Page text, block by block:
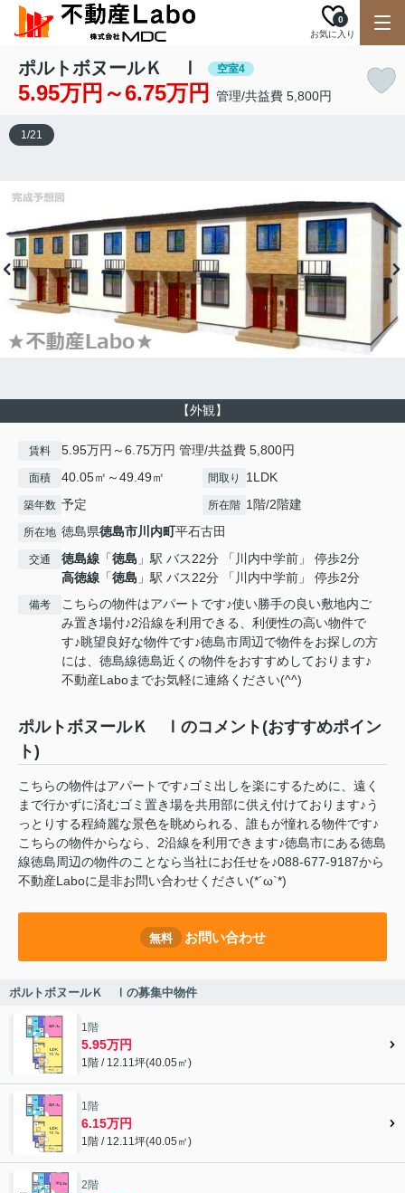
お気に入り
0
ポルトボヌールＫ Ⅰ 空室4
5.95万円～6.75万円 管理/共益費 5,800円
【外観】
1/21
賃料 5.95万円～6.75万円 管理/共益費 5,800円
面積 40.05㎡～49.49㎡ 間取り 1LDK
築年数 予定 所在階 1階/2階建
所在地 徳島県徳島市川内町平石古田
交通 徳島線 「徳島 」駅 バス22分 「川内中学前」 停歩2分
高徳線 「徳島 」駅 バス22分 「川内中学前」 停歩2分
備考
こちらの物件はアパートです♪使い勝手の良い敷地内ご
み置き場付♪2沿線を利用できる、利便性の高い物件で
す♪眺望良好な物件です♪徳島市周辺で物件をお探しの方
には、徳島線徳島近くの物件をおすすめしております♪
不動産Laboまでお気軽に連絡ください(^^)
ポルトボヌールＫ Ⅰのコメント(おすすめポイン
ト)
こちらの物件はアパートです♪ゴミ出しを楽にするために、遠く
まで行かずに済むゴミ置き場を共用部に供え付けております♪う
っとりする程綺麗な景色を眺められる、誰もが憧れる物件です♪
こちらの物件からなら、2沿線を利用できます♪徳島市にある徳島
線徳島周辺の物件のことなら当社にお任せを♪088-677-9187から
不動産Laboに是非お問い合わせください(*´ω`*)
無料 お問い合わせ
ポルトボヌールＫ Ⅰの募集中物件
1階
5.95万円
1階 / 12.11坪(40.05㎡)
1階
6.15万円
1階 / 12.11坪(40.05㎡)
2階